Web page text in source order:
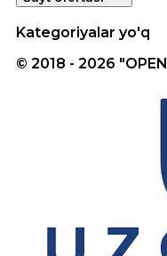
Kategoriyalar yo'q
© 2018 - 2026